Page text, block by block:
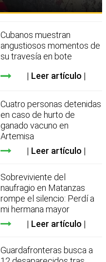
Cubanos muestran
angustiosos momentos de
su travesía en bote
Leer artículo
Cuatro personas detenidas
en caso de hurto de
ganado vacuno en
Artemisa
Leer artículo
Sobreviviente del
naufragio en Matanzas
rompe el silencio: Perdí a
mi hermana mayor
Leer artículo
Guardafronteras busca a